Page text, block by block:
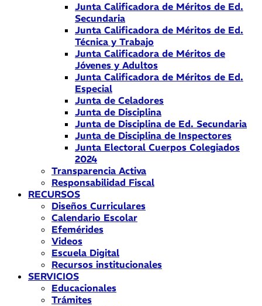
Junta Calificadora de Méritos de Ed.
Secundaria
Junta Calificadora de Méritos de Ed.
Técnica y Trabajo
Junta Calificadora de Méritos de
Jóvenes y Adultos
Junta Calificadora de Méritos de Ed.
Especial
Junta de Celadores
Junta de Disciplina
Junta de Disciplina de Ed. Secundaria
Junta de Disciplina de Inspectores
Junta Electoral Cuerpos Colegiados
2024
Transparencia Activa
Responsabilidad Fiscal
RECURSOS
Diseños Curriculares
Calendario Escolar
Efemérides
Videos
Escuela Digital
Recursos institucionales
SERVICIOS
Educacionales
Trámites